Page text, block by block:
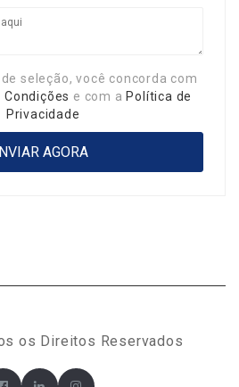
seleção, você concorda com
e com a Política de
Privacidade
os Direitos Reservados